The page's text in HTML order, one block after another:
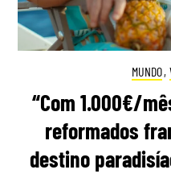
MUNDO,
“Com 1.000€/
reformados
destino